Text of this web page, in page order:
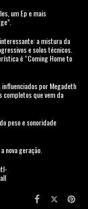
um Ep e mais
a mistura da
e solos técnicos.
é “Coming Home to
por Megadeth
que vem da
peso e sonoridade
nova geração.